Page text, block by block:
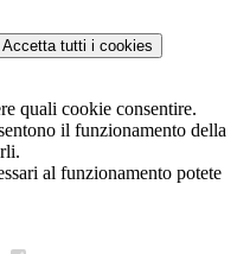
Accetta tutti i cookies
quali cookie consentire.
il funzionamento della
al funzionamento potete